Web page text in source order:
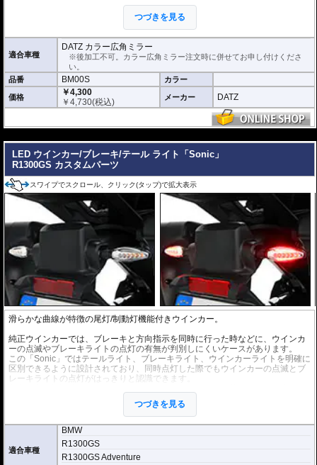
※納期は通常商品に比べ２~３週間ほどお時間を頂きます。
つづきを見る
適合車種
DATZ カラー広角ミラー
※後加工不可。カラー広角ミラー注文時に併せてお申し付けくださ
い。
品番
BM00S カラー
価格
￥4,300
￥4,730(税込) メーカー DATZ
LED ウインカー/ブレーキ/テール ライト「Sonic」
R1300GS カスタムパーツ
スワイプでスクロール、クリック(タップ)で拡大表示
滑らかな曲線が特徴の尾灯/制動灯機能付きウインカー。
純正ウインカーでは、ブレーキと方向指示を同時に行った時などに、ウインカ
ーの点滅やブレーキライトの点灯の有無が判別しにくいケースがあります。
この「Sonic」ではテールライト、ブレーキライト、ウインカーライトを明確に
区別できるように設計されており、同時点灯した際でもウインカーの点滅とブ
レーキライトの点灯がはっきりと認識できます。
リスクを低減し、安全性の向上に貢献します。
奥行: 22 mm
長さ: 100 mm (ネジ/取り付け部を含む)
つづきを見る
適合車種
BMW
R1300GS
R1300GS Adventure